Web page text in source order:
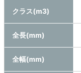
クラス(m3)
全長(mm)
全幅(mm)